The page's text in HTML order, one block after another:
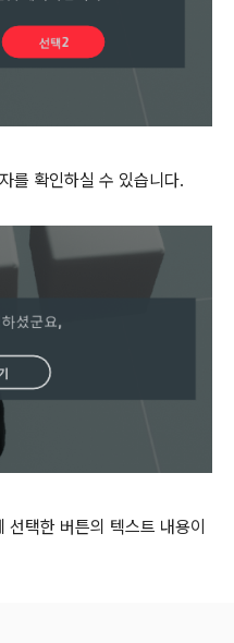
를 확인하실 수 있습니다.
택한 버튼의 텍스트 내용이